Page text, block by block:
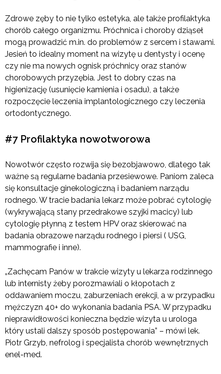
Zdrowe zęby to nie tylko estetyka, ale także profilaktyka
chorób całego organizmu. Próchnica i choroby dziąseł
mogą prowadzić m.in. do problemów z sercem i stawami.
Jesień to idealny moment na wizytę u dentysty i ocenę
czy nie ma nowych ognisk próchnicy oraz stanów
chorobowych przyzębia. Jest to dobry czas na
higienizację (usunięcie kamienia i osadu), a także
rozpoczęcie leczenia implantologicznego czy leczenia
ortodontycznego.
#7 Profilaktyka nowotworowa
Nowotwór często rozwija się bezobjawowo, dlatego tak
ważne są regularne badania przesiewowe. Paniom zaleca
się konsultacje ginekologiczną i badaniem narządu
rodnego. W tracie badania lekarz może pobrać cytologię
(wykrywającą stany przedrakowe szyjki macicy) lub
cytologię płynną z testem HPV oraz skierować na
badania obrazowe narządu rodnego i piersi ( USG,
mammografie i inne).
„Zachęcam Panów w trakcie wizyty u lekarza rodzinnego
lub internisty żeby porozmawiali o kłopotach z
oddawaniem moczu, zaburzeniach erekcji, a w przypadku
mężczyzn 40+ do wykonania badania PSA. W przypadku
nieprawidłowości konieczna będzie wizyta u urologa
który ustali dalszy sposób postępowania” – mówi lek.
Piotr Grzyb, nefrolog i specjalista chorób wewnętrznych
enel-med.